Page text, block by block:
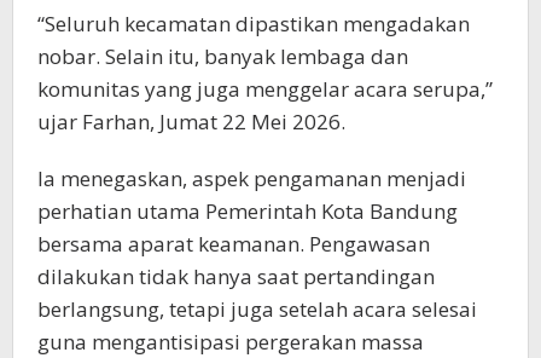
“Seluruh kecamatan dipastikan mengadakan
nobar. Selain itu, banyak lembaga dan
komunitas yang juga menggelar acara serupa,”
ujar Farhan, Jumat 22 Mei 2026.
Ia menegaskan, aspek pengamanan menjadi
perhatian utama Pemerintah Kota Bandung
bersama aparat keamanan. Pengawasan
dilakukan tidak hanya saat pertandingan
berlangsung, tetapi juga setelah acara selesai
guna mengantisipasi pergerakan massa